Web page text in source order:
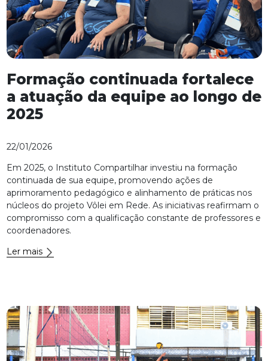
Formação continuada fortalece
a atuação da equipe ao longo de
2025
22/01/2026
Em 2025, o Instituto Compartilhar investiu na formação
continuada de sua equipe, promovendo ações de
aprimoramento pedagógico e alinhamento de práticas nos
núcleos do projeto Vôlei em Rede. As iniciativas reafirmam o
compromisso com a qualificação constante de professores e
coordenadores.
Ler mais